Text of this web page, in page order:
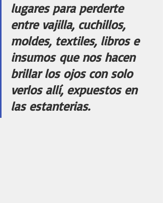
lugares para perderte
entre vajilla, cuchillos,
moldes, textiles, libros e
insumos que nos hacen
brillar los ojos con solo
verlos allí, expuestos en
las estanterias.